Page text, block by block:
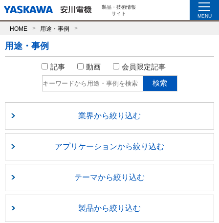
製品・技術情報
サイト
MENU
HOME 用途・事例
用途・事例
記事 動画 会員限定記事
業界から絞り込む
アプリケーションから絞り込む
テーマから絞り込む
製品から絞り込む